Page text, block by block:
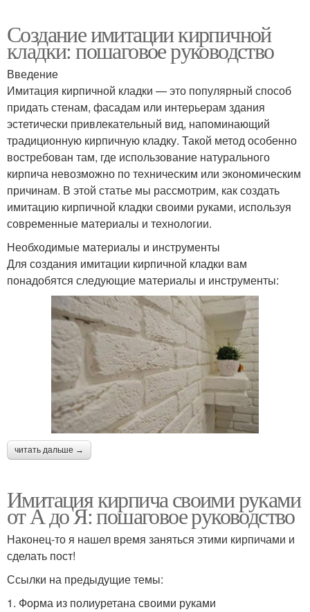
Создание имитации кирпичной
кладки: пошаговое руководство
Введение
Имитация кирпичной кладки — это популярный способ
придать стенам, фасадам или интерьерам здания
эстетически привлекательный вид, напоминающий
традиционную кирпичную кладку. Такой метод особенно
востребован там, где использование натурального
кирпича невозможно по техническим или экономическим
причинам. В этой статье мы рассмотрим, как создать
имитацию кирпичной кладки своими руками, используя
современные материалы и технологии.
Необходимые материалы и инструменты
Для создания имитации кирпичной кладки вам
понадобятся следующие материалы и инструменты:
читать дальше →
Имитация кирпича своими руками
от А до Я: пошаговое руководство
Наконец-то я нашел время заняться этими кирпичами и
сделать пост!
Ссылки на предыдущие темы:
1. Форма из полиуретана своими руками